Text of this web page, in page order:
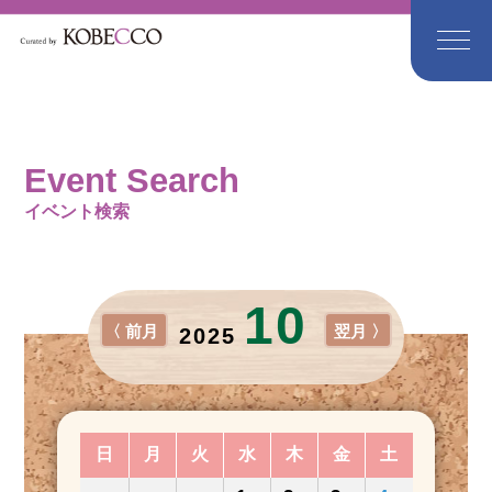
Event Search
イベント検索
2025 10
〈 前月 翌月 〉
日 月 火 水 木 金 土